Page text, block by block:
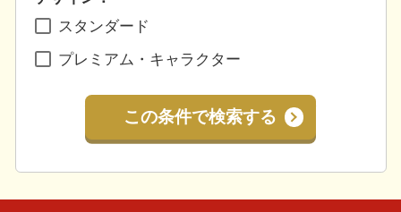
スタンダード
プレミアム・キャラクター
この条件で検索する